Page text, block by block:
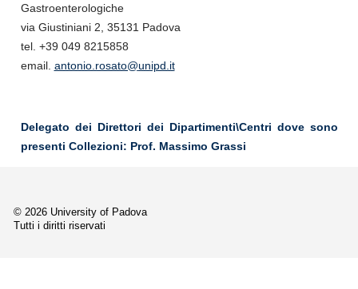
Gastroenterologiche
via Giustiniani 2, 35131 Padova
tel. +39 049 8215858
email. antonio.rosato@unipd.it
Delegato dei Direttori dei Dipartimenti\Centri dove sono
presenti Collezioni: Prof. Massimo Grassi
© 2026 University of Padova
Tutti i diritti riservati